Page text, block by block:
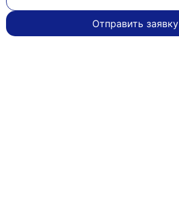
Отправить заявку